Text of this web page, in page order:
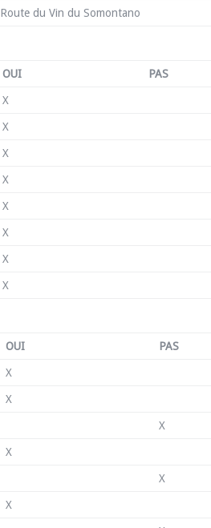
Route du Vin du Somontano
OUI PAS
X
X
X
X
X
X
X
X
OUI PAS
X
X
X
X
X
X